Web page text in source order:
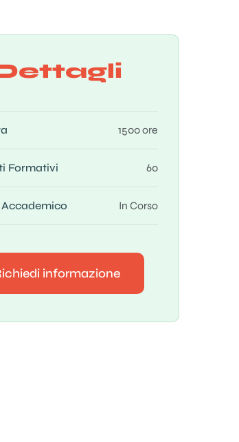
1500 ore
Formativi 60
In Corso
informazione